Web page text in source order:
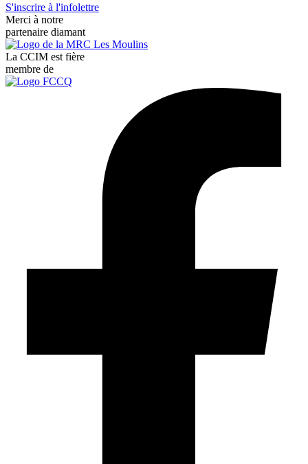
S'inscrire à l'infolettre
Merci à notre
partenaire diamant
La CCIM est fière
membre de